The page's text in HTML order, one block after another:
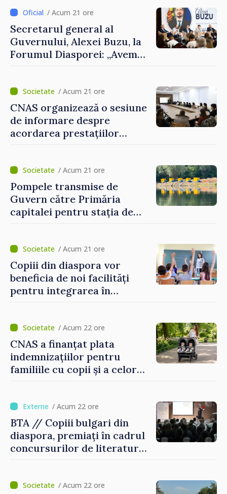
al Republicii Moldova.
/ Acum 21 ore
Secretarul general al
Guvernului, Alexei Buzu, la
Forumul Diasporei: „Avem
construi comunități mai
puternice”
/ Acum 21 ore
CNAS organizează o sesiune
de informare despre
acordarea prestațiilor
invitați să se înscrie la
eveniment
/ Acum 21 ore
Pompele transmise de
Guvern către Primăria
capitalei pentru stația de
puse în funcțiune
/ Acum 21 ore
Copiii din diaspora vor
beneficia de noi facilități
pentru integrarea în
/ Acum 22 ore
CNAS a finanțat plata
indemnizațiilor pentru
familiile cu copii și a celor
/ Acum 22 ore
BTA // Copiii bulgari din
diaspora, premiați în cadrul
concursurilor de literatură,
Bulgarii din Străinătate
/ Acum 22 ore